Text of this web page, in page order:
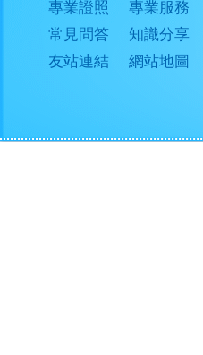
專業證照
專業服務
常見問答
知識分享
友站連結
網站地圖